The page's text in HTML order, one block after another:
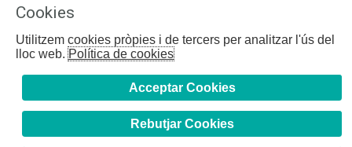
Cookies
Utilitzem cookies pròpies i de tercers per analitzar l'ús del
lloc web.Política de cookies
Acceptar Cookies
Rebutjar Cookies